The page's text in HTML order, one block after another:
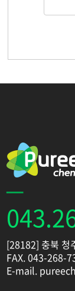
[28182] 충북 청
FAX. 043-268-
E-mail.